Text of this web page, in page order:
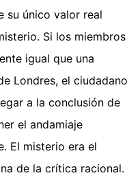
su único valor real
Si los miembros
igual que una
Londres, el ciudadano
a la conclusión de
el andamiaje
El misterio era el
de la crítica racional.